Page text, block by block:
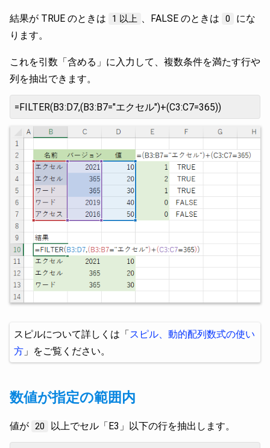
結果が TRUE のときは 1 以上 、FALSE のときは 0
にな
ります。
これを引数「含める」に入力して、複数条件を満たす行や
列を抽出できます。
=FILTER(B3:D7,(B3:B7="エクセル")+(C3:C7=365))
スピルについて詳しくは「スピル、動的配列数式の使い
方 」をご覧ください。
数値が指定の範囲内
値が 20 以上でセル「E3」以下の行を抽出します。